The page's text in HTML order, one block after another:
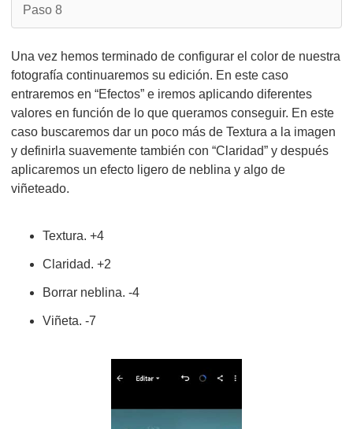
Paso 8
Una vez hemos terminado de configurar el color de nuestra
fotografía continuaremos su edición. En este caso
entraremos en “Efectos” e iremos aplicando diferentes
valores en función de lo que queramos conseguir. En este
caso buscaremos dar un poco más de Textura a la imagen
y definirla suavemente también con “Claridad” y después
aplicaremos un efecto ligero de neblina y algo de
viñeteado.
Textura. +4
Claridad. +2
Borrar neblina. -4
Viñeta. -7